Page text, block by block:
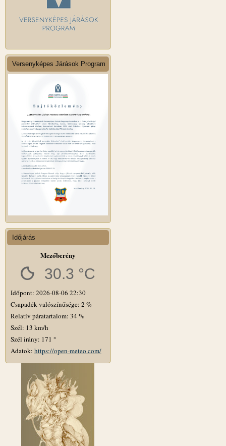
Versenyképes Járások Program
Időjárás
Mezőberény
30.3 °C
Időpont: 2026-08-06 22:30
Csapadék valószínűsége: 2 %
Relatív páratartalom: 34 %
Szél: 13 km/h
Szél irány: 171 °
Adatok: https://open-meteo.com/